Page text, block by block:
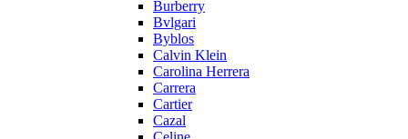
Burberry
Bvlgari
Byblos
Calvin Klein
Carolina Herrera
Carrera
Cartier
Cazal